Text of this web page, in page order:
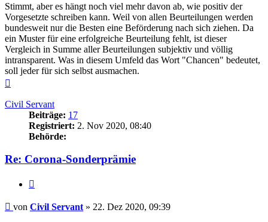
Stimmt, aber es hängt noch viel mehr davon ab, wie positiv der
Vorgesetzte schreiben kann. Weil von allen Beurteilungen werden
bundesweit nur die Besten eine Beförderung nach sich ziehen. Da
ein Muster für eine erfolgreiche Beurteilung fehlt, ist dieser
Vergleich in Summe aller Beurteilungen subjektiv und völlig
intransparent. Was in diesem Umfeld das Wort "Chancen" bedeutet,
soll jeder für sich selbst ausmachen.
Civil Servant
Beiträge: 17
Registriert: 2. Nov 2020, 08:40
Behörde:
Re: Corona-Sonderprämie
Beitrag
von Civil Servant » 22. Dez 2020, 09:39